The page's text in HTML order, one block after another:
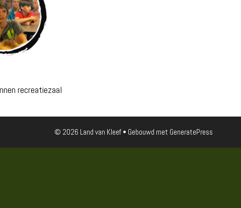
recreatiezaal
© 2026 Land van Kleef• Gebouwd met GeneratePress